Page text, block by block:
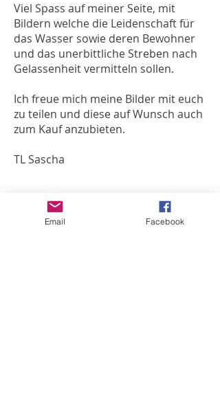
Viel Spass auf meiner Seite, mit
Bildern welche die Leidenschaft für
das Wasser sowie deren Bewohner
und das unerbittliche Streben nach
Gelassenheit vermitteln sollen.
Ich freue mich meine Bilder mit euch
zu teilen und diese auf Wunsch auch
zum Kauf anzubieten.
TL Sascha
Email Facebook